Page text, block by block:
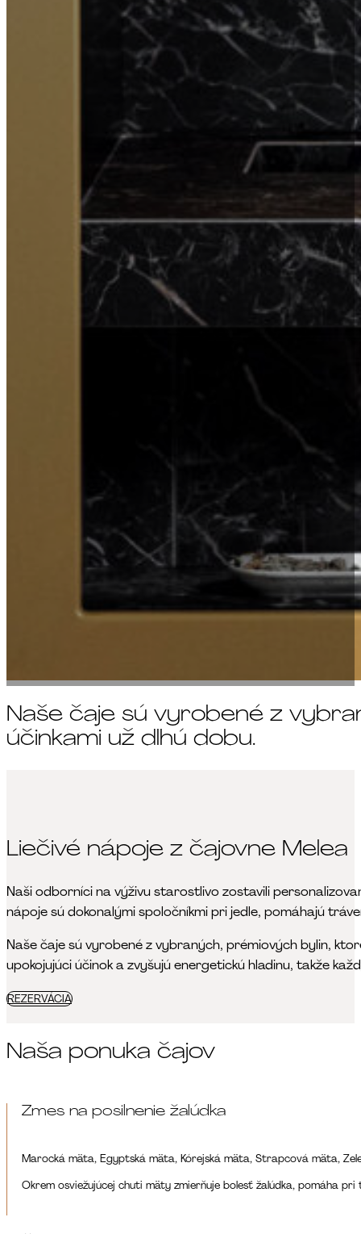
Naše čaje sú vyrobené z
účinkami už dlhú dobu.
Liečivé nápoje z čajovne Melea
Naši odborníci na výživu starostlivo zostavili
nápoje sú dokonalými spoločníkmi pri jedle, pomáhajú
Naše čaje sú vyrobené z vybraných, prémiových bylin,
upokojujúci účinok a zvyšujú energetickú hladinu, takže
REZERVÁCIA
Naša ponuka čajov
Zmes na posilnenie žalúdka
Marocká mäta, Egyptská mäta, Kórejská mäta, Strapcová mäta,
Okrem osviežujúcej chuti mäty zmierňuje bolesť žalúdka, pomáha